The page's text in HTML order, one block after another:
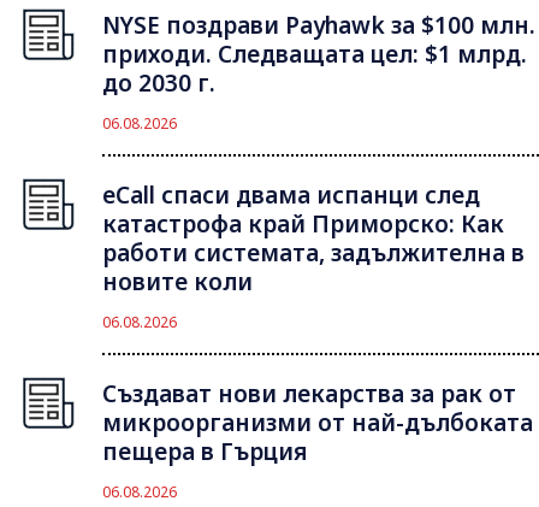
NYSE поздрави Payhawk за $100 млн.
приходи. Следващата цел: $1 млрд.
до 2030 г.
06.08.2026
eCall спаси двама испанци след
катастрофа край Приморско: Как
работи системата, задължителна в
новите коли
06.08.2026
Създават нови лекарства за рак от
микроорганизми от най-дълбоката
пещера в Гърция
06.08.2026